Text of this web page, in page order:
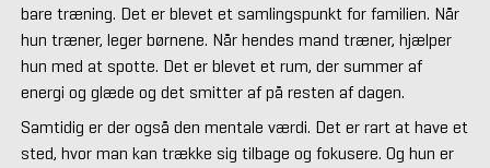
bare træning. Det er blevet et samlingspunkt for familien. Når
hun træner, leger børnene. Når hendes mand træner, hjælper
hun med at spotte. Det er blevet et rum, der summer af
energi og glæde og det smitter af på resten af dagen.
Samtidig er der også den mentale værdi. Det er rart at have et
sted, hvor man kan trække sig tilbage og fokusere. Og hun er